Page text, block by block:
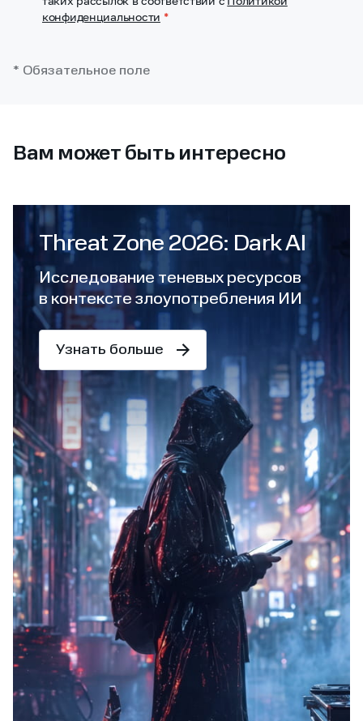
конфиденциальности *
* Обязательное поле
Вам может быть интересно
Threat Zone 2026: Dark AI
Исследование теневых ресурсов
в контексте злоупотребления ИИ
Узнать больше